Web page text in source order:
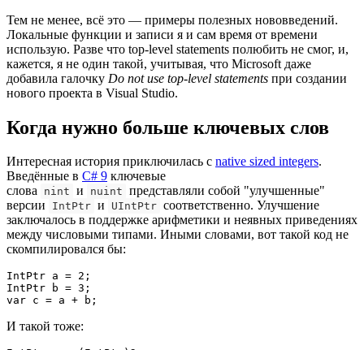
Тем не менее, всё это — примеры полезных нововведений.
Локальные функции и записи я и сам время от времени
использую. Разве что top-level statements полюбить не смог, и,
кажется, я не один такой, учитывая, что Microsoft даже
добавила галочку Do not use top-level statements при создании
нового проекта в Visual Studio.
Когда нужно больше ключевых слов
Интересная история приключилась с native sized integers.
Введённые в C# 9 ключевые
слова nint и nuint представляли собой "улучшенные"
версии
IntPtr и UIntPtr соответственно. Улучшение
заключалось в поддержке арифметики и неявных приведениях
между числовыми типами. Иными словами, вот такой код не
скомпилировался бы:
IntPtr a = 2;
IntPtr b = 3;
var c = a + b;
И такой тоже: